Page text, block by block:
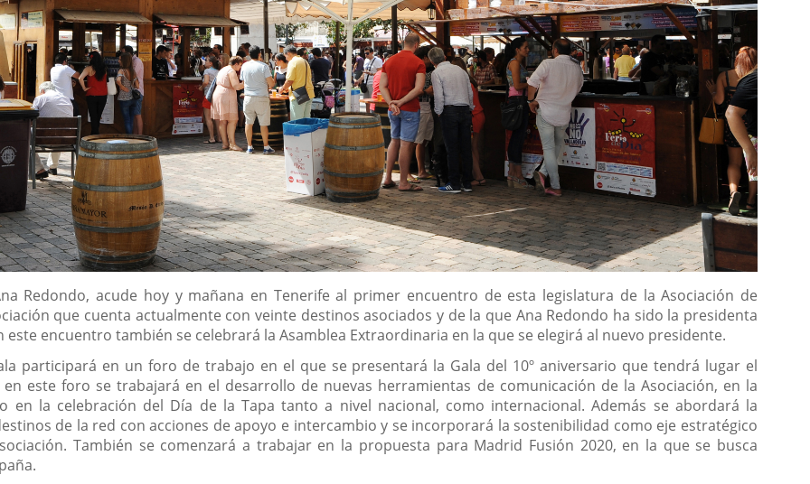
Redondo, acude hoy y mañana en Tenerife al primer encuentro de esta legislatura de la Asociación de
que cuenta actualmente con veinte destinos asociados y de la que Ana Redondo ha sido la presidenta
encuentro también se celebrará la Asamblea Extraordinaria en la que se elegirá al nuevo presidente.
participará en un foro de trabajo en el que se presentará la Gala del 10º aniversario que tendrá lugar el
este foro se trabajará en el desarrollo de nuevas herramientas de comunicación de la Asociación, en la
en la celebración del Día de la Tapa tanto a nivel nacional, como internacional. Además se abordará la
de la red con acciones de apoyo e intercambio y se incorporará la sostenibilidad como eje estratégico
También se comenzará a trabajar en la propuesta para Madrid Fusión 2020, en la que se busca